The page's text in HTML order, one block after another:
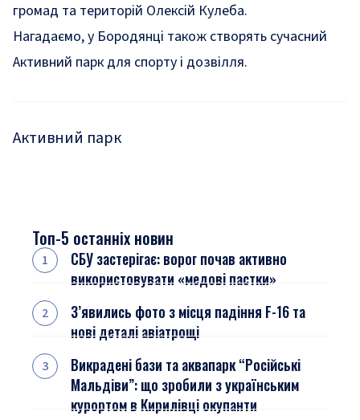
громад та територій Олексій Кулеба.
Нагадаємо, у Бородянці також створять сучасний
Активний парк для спорту і дозвілля.
Активний парк
Топ-5 останніх новин
СБУ застерігає: ворог почав активно
використовувати «медові пастки»
З’явились фото з місця падіння F-16 та
нові деталі авіатрощі
Викрадені бази та аквапарк “Російські
Мальдіви”: що зробили з українським
курортом в Кирилівці окупанти